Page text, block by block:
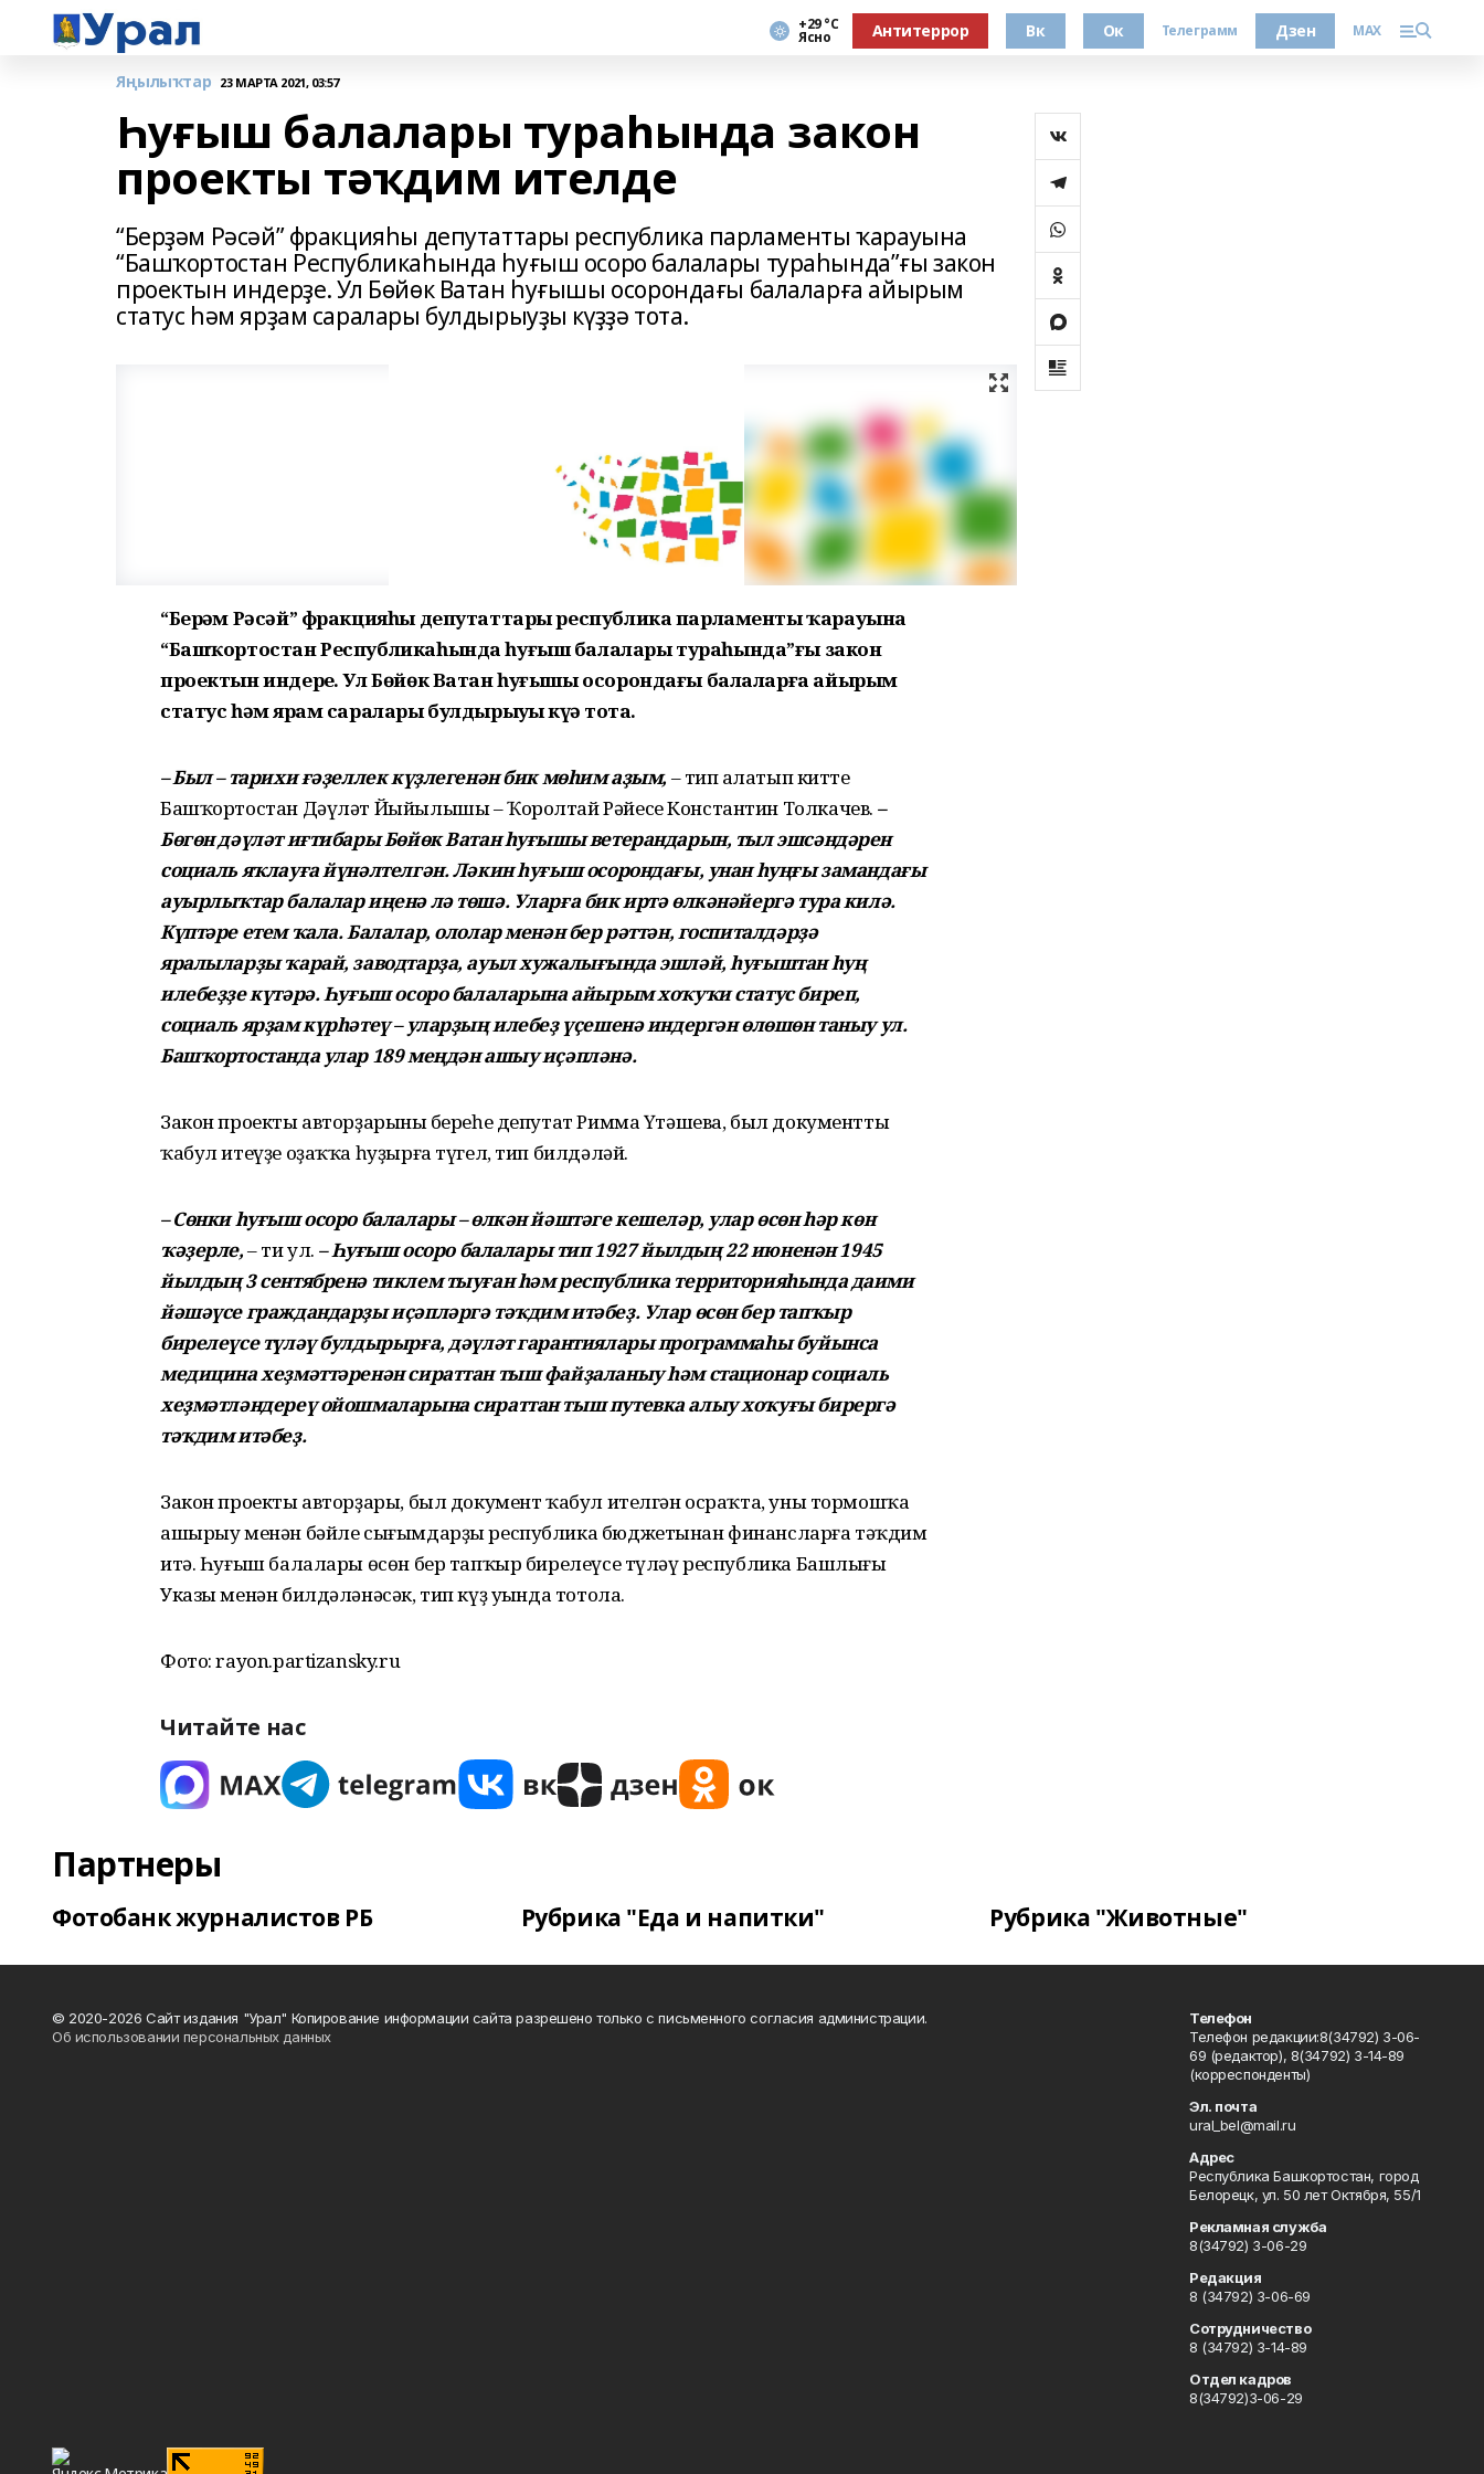
+29 °С
Ясно Антитеррор Вк Ок Телеграмм Дзен MAX
Яңылыҡтар 23 МАРТА 2021, 03:57
Һуғыш балалары тураһында закон
проекты тәҡдим ителде
“Берҙәм Рәсәй” фракцияһы депутаттары республика парламенты ҡарауына
“Башҡортостан Республикаһында һуғыш осоро балалары тураһында”ғы закон
проектын индерҙе. Ул Бөйөк Ватан һуғышы осорондағы балаларға айырым
статус һәм ярҙам саралары булдырыуҙы күҙҙә тота.
“Берҙәм Рәсәй” фракцияһы депутаттары республика парламенты ҡарауына
“Башҡортостан Республикаһында һуғыш балалары тураһында”ғы закон
проектын индерҙе. Ул Бөйөк Ватан һуғышы осорондағы балаларға айырым
статус һәм ярҙам саралары булдырыуҙы күҙҙә тота.
– Был – тарихи ғәҙеллек күҙлегенән бик мөһим аҙым, – тип аңлатып китте
Башҡортостан Дәүләт Йыйылышы – Ҡоролтай Рәйесе Константин Толкачев. –
Бөгөн дәүләт иғтибары Бөйөк Ватан һуғышы ветерандарын, тыл эшсәндәрен
социаль яҡлауға йүнәлтелгән. Ләкин һуғыш осорондағы, унан һуңғы замандағы
ауырлыҡтар балалар иңенә лә төшә. Уларға бик иртә өлкәнәйергә тура килә.
Күптәре етем ҡала. Балалар, ололар менән бер рәттән, госпиталдәрҙә
яралыларҙы ҡарай, заводтарҙа, ауыл хужалығында эшләй, һуғыштан һуң
илебеҙҙе күтәрә. Һуғыш осоро балаларына айырым хоҡуҡи статус биреп,
социаль ярҙам күрһәтеү – уларҙың илебеҙ үҫешенә индергән өлөшөн таныу ул.
Башҡортостанда улар 189 меңдән ашыу иҫәпләнә.
Закон проекты авторҙарының береһе депутат Римма Үтәшева, был документты
ҡабул итеүҙе оҙаҡҡа һуҙырға түгел, тип билдәләй.
– Сөнки һуғыш осоро балалары – өлкән йәштәге кешеләр, улар өсөн һәр көн
ҡәҙерле,– ти ул. – Һуғыш осоро балалары тип 1927 йылдың 22 июненән 1945
йылдың 3 сентябренә тиклем тыуған һәм республика территорияһында даими
йәшәүсе граждандарҙы иҫәпләргә тәҡдим итәбеҙ. Улар өсөн бер тапҡыр
бирелеүсе түләү булдырырға, дәүләт гарантиялары программаһы буйынса
медицина хеҙмәттәренән сираттан тыш файҙаланыу һәм стационар социаль
хеҙмәтләндереү ойошмаларына сираттан тыш путевка алыу хоҡуғы бирергә
тәҡдим итәбеҙ.
Закон проекты авторҙары, был документ ҡабул ителгән осраҡта, уны тормошҡа
ашырыу менән бәйле сығымдарҙы республика бюджетынан финансларға тәҡдим
итә. Һуғыш балалары өсөн бер тапҡыр бирелеүсе түләү республика Башлығы
Указы менән билдәләнәсәк, тип күҙ уңында тотола.
Фото: rayon.partizansky.ru
Читайте нас
Партнеры
Фотобанк журналистов РБ Рубрика "Еда и напитки" Рубрика "Животные"
© 2020-2026 Сайт издания "Урал" Копирование информации сайта разрешено только с письменного согласия администрации.
Об использовании персональных данных
Телефон
Телефон редакции:8(34792) 3-06-
69 (редактор), 8(34792) 3-14-89
(корреспонденты)
Эл. почта
ural_bel@mail.ru
Адрес
Республика Башкортостан, город
Белорецк, ул. 50 лет Октября, 55/1
Рекламная служба
8(34792) 3-06-29
Редакция
8 (34792) 3-06-69
Сотрудничество
8 (34792) 3-14-89
Отдел кадров
8(34792)3-06-29